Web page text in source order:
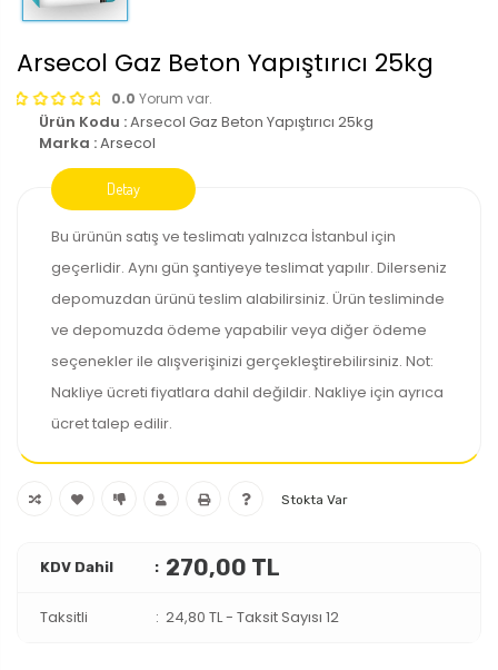
Arsecol Gaz Beton Yapıştırıcı 25kg
0.0 Yorum var.
Ürün Kodu :Arsecol Gaz Beton Yapıştırıcı 25kg
Marka :Arsecol
Bu ürünün satış ve teslimatı yalnızca İstanbul için
geçerlidir. Aynı gün şantiyeye teslimat yapılır. Dilerseniz
depomuzdan ürünü teslim alabilirsiniz. Ürün tesliminde
ve depomuzda ödeme yapabilir veya diğer ödeme
seçenekler ile alışverişinizi gerçekleştirebilirsiniz. Not:
Nakliye ücreti fiyatlara dahil değildir. Nakliye için ayrıca
ücret talep edilir.
Stokta Var
KDV Dahil 270,00 TL
Taksitli 24,80 TL- Taksit Sayısı 12